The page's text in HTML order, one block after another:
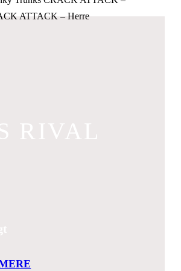
ATTACK – Herre